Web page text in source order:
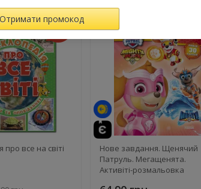
-10%
про все на світі
Нове завдання. Щенячий
Патруль. Мегащенята.
Активіті-розмальовка